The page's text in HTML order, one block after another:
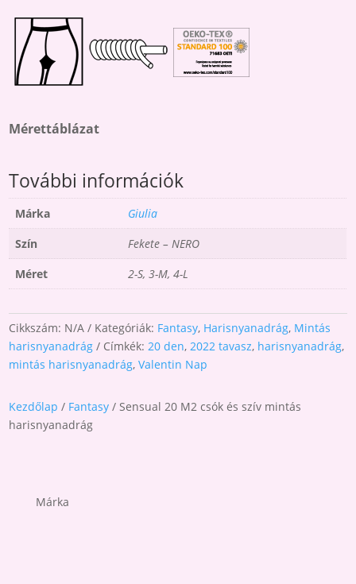
Mérettáblázat
További információk
Márka
Giulia
Szín
Fekete – NERO
Méret
2-S, 3-M, 4-L
Cikkszám: N/A Kategóriák: Fantasy, Harisnyanadrág, Mintás
harisnyanadrág
Címkék: 20 den, 2022 tavasz, harisnyanadrág,
mintás harisnyanadrág,Valentin Nap
Kezdőlap / Fantasy / Sensual 20 M2 csók és szív mintás
harisnyanadrág
Márka